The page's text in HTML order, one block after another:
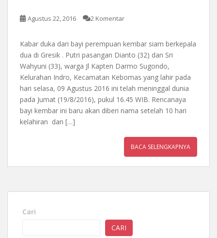
Agustus 22, 2016 2 Komentar
Kabar duka dari bayi perempuan kembar siam berkepala
dua di Gresik . Putri pasangan Dianto (32) dan Sri
Wahyuni (33), warga Jl Kapten Darmo Sugondo,
Kelurahan Indro, Kecamatan Kebomas yang lahir pada
hari selasa, 09 Agustus 2016 ini telah meninggal dunia
pada Jumat (19/8/2016), pukul 16.45 WIB. Rencanaya
bayi kembar ini baru akan diberi nama setelah 10 hari
kelahiran dan […]
BACA SELENGKAPNYA
Cari
CARI